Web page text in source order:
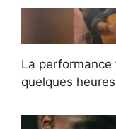
La
quelques